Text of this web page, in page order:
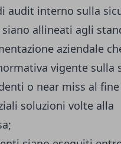
audit interno sulla
allineati agli
aziendale
vigente sulla
o near miss al
soluzioni volte alla